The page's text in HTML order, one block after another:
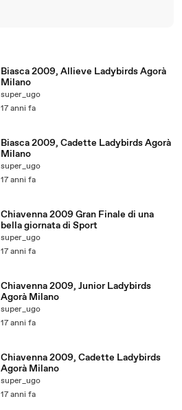
Biasca 2009, Allieve Ladybirds Agorà
Milano
super_ugo
17 anni fa
Biasca 2009, Cadette Ladybirds Agorà
Milano
super_ugo
17 anni fa
Chiavenna 2009 Gran Finale di una
bella giornata di Sport
super_ugo
17 anni fa
Chiavenna 2009, Junior Ladybirds
Agorà Milano
super_ugo
17 anni fa
Chiavenna 2009, Cadette Ladybirds
Agorà Milano
super_ugo
17 anni fa